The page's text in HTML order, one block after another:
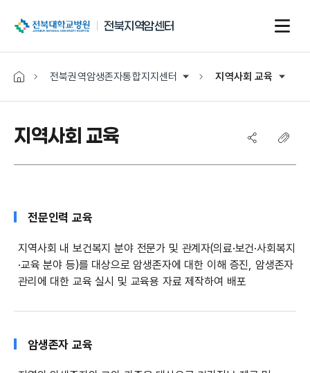
전북대학교병원
전북지역암센터
전북권역암생존자통합지지센터 지역사회 교육
지역사회 교육
전문인력 교육
지역사회 내 보건복지 분야 전문가 및 관계자(의료·보건·사회복지
·교육 분야 등)를 대상으로 암생존자에 대한 이해 증진, 암생존자
관리에 대한 교육 실시 및 교육용 자료 제작하여 배포
암생존자 교육